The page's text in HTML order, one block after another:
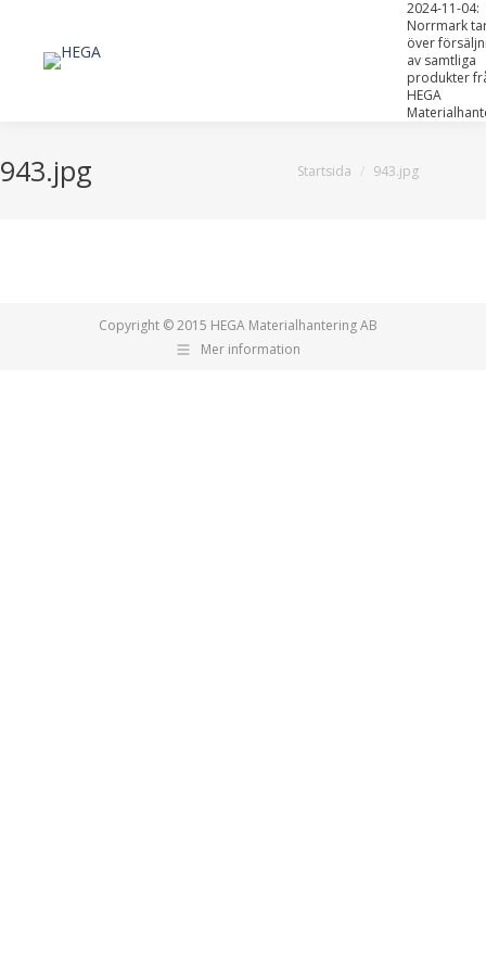
2024-11-04:
Norrmark
över
av samtliga
produkter
HEGA
943.jpg Du är här:
Startsida 943.jpg
Copyright © 2015 HEGA Materialhantering AB
Mer information